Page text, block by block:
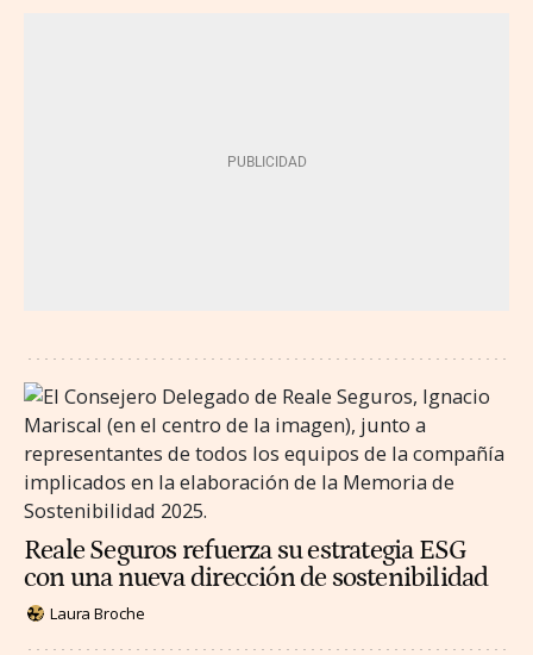
Reale Seguros refuerza su estrategia ESG
con una nueva dirección de sostenibilidad
Laura Broche